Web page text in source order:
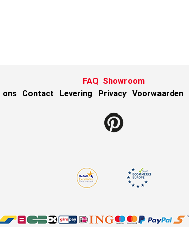
FAQ Showroom
ons
Contact Levering Privacy Voorwaarden